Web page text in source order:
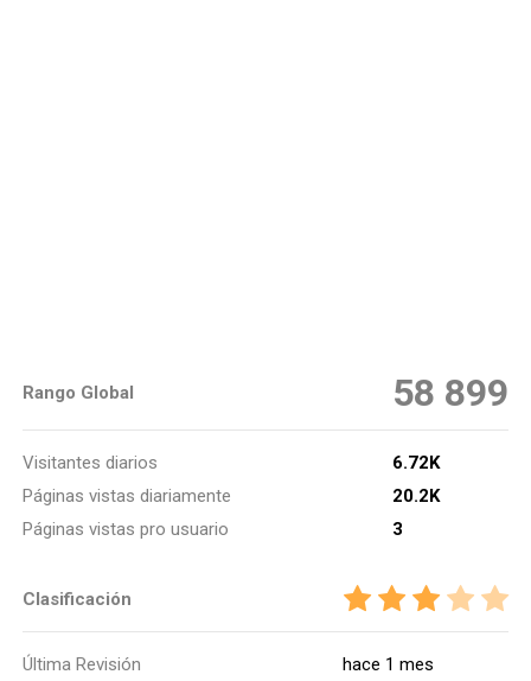
Rango Global 58 899
Visitantes diarios
6.72K
Páginas vistas diariamente
20.2K
Páginas vistas pro usuario
3
Clasificación
Última Revisión hace 1 mes